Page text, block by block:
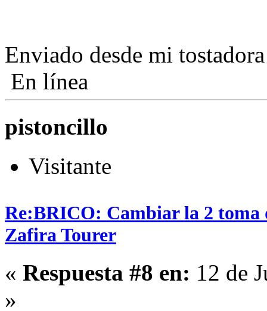
Enviado desde mi tostadora
En línea
pistoncillo
Visitante
Re:BRICO: Cambiar la 2 toma
Zafira Tourer
« Respuesta #8 en: 12 de
»